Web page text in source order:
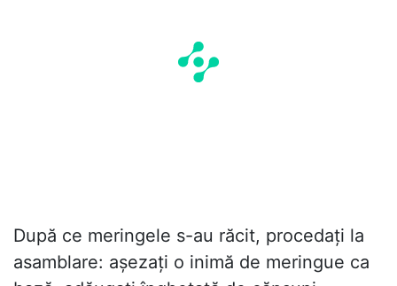
După ce meringele s-au răcit, procedați la
asamblare: așezați o inimă de meringue ca